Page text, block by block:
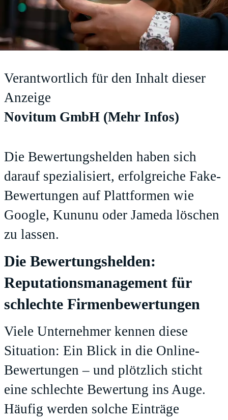
Verantwortlich für den Inhalt dieser
Anzeige
Novitum GmbH (Mehr Infos)
Die Bewertungshelden haben sich
darauf spezialisiert, erfolgreiche Fake-
Bewertungen auf Plattformen wie
Google, Kununu oder Jameda löschen
zu lassen.
Die Bewertungshelden:
Reputationsmanagement für
schlechte Firmenbewertungen
Viele Unternehmer kennen diese
Situation: Ein Blick in die Online-
Bewertungen – und plötzlich sticht
eine schlechte Bewertung ins Auge.
Häufig werden solche Einträge